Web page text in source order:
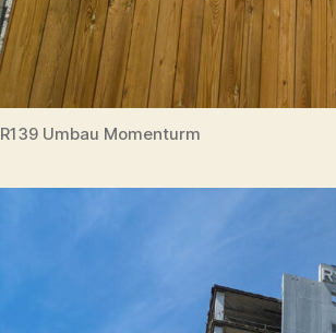
R139 Umbau Momenturm